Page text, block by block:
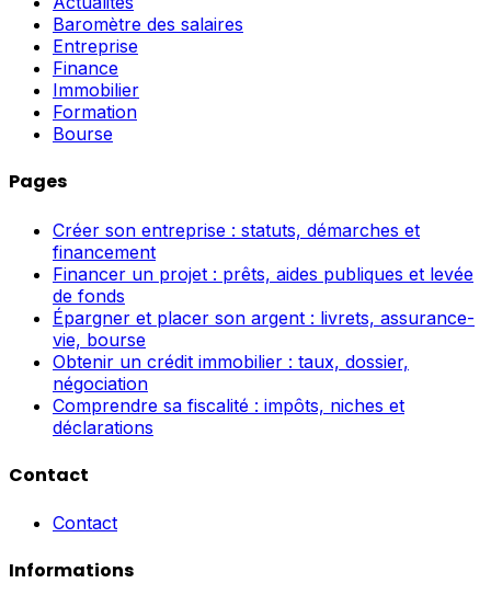
Baromètre des salaires
Entreprise
Finance
Immobilier
Formation
Bourse
Pages
Créer son entreprise : statuts, démarches et
financement
Financer un projet : prêts, aides publiques et levée
de fonds
Épargner et placer son argent : livrets, assurance-
vie, bourse
Obtenir un crédit immobilier : taux, dossier,
négociation
Comprendre sa fiscalité : impôts, niches et
déclarations
Contact
Contact
Informations